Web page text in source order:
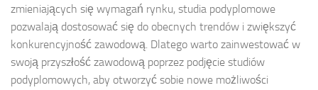
zmieniających się wymagań rynku, studia podyplomowe
pozwalają dostosować się do obecnych trendów i zwiększyć
konkurencyjność zawodową. Dlatego warto zainwestować w
swoją przyszłość zawodową poprzez podjęcie studiów
podyplomowych, aby otworzyć sobie nowe możliwości